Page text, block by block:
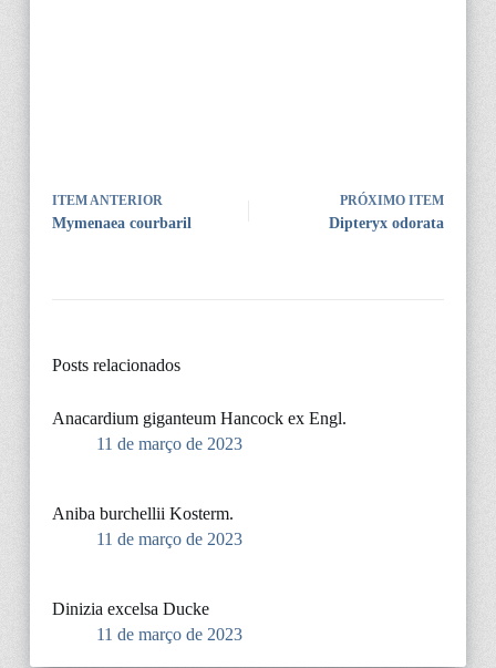
ITEM ANTERIOR
Mymenaea courbaril
PRÓXIMO ITEM
Dipteryx odorata
Posts relacionados
Anacardium giganteum Hancock ex Engl.
11 de março de 2023
Aniba burchellii Kosterm.
11 de março de 2023
Dinizia excelsa Ducke
11 de março de 2023